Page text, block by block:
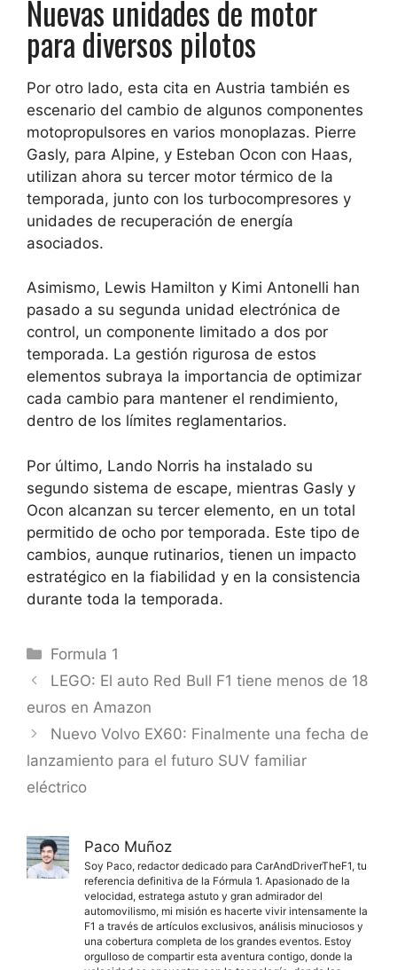
Nuevas unidades de motor
para diversos pilotos
Por otro lado, esta cita en Austria también es
escenario del cambio de algunos componentes
motopropulsores en varios monoplazas. Pierre
Gasly, para Alpine, y Esteban Ocon con Haas,
utilizan ahora su tercer motor térmico de la
temporada, junto con los turbocompresores y
unidades de recuperación de energía
asociados.
Asimismo, Lewis Hamilton y Kimi Antonelli han
pasado a su segunda unidad electrónica de
control, un componente limitado a dos por
temporada. La gestión rigurosa de estos
elementos subraya la importancia de optimizar
cada cambio para mantener el rendimiento,
dentro de los límites reglamentarios.
Por último, Lando Norris ha instalado su
segundo sistema de escape, mientras Gasly y
Ocon alcanzan su tercer elemento, en un total
permitido de ocho por temporada. Este tipo de
cambios, aunque rutinarios, tienen un impacto
estratégico en la fiabilidad y en la consistencia
durante toda la temporada.
Categorías
Formula 1
LEGO: El auto Red Bull F1 tiene menos de 18
euros en Amazon
Nuevo Volvo EX60: Finalmente una fecha de
lanzamiento para el futuro SUV familiar
eléctrico
Paco Muñoz
Soy Paco, redactor dedicado para CarAndDriverTheF1, tu
referencia definitiva de la Fórmula 1. Apasionado de la
velocidad, estratega astuto y gran admirador del
automovilismo, mi misión es hacerte vivir intensamente la
F1 a través de artículos exclusivos, análisis minuciosos y
una cobertura completa de los grandes eventos. Estoy
orgulloso de compartir esta aventura contigo, donde la